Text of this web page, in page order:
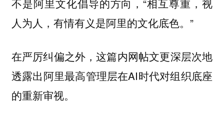
不是阿里文化倡导的方向，“相互尊重，视
人为人，有情有义是阿里的文化底色。”
在严厉纠偏之外，这篇内网帖文更深层次地
透露出阿里最高管理层在AI时代对组织底座
的重新审视。